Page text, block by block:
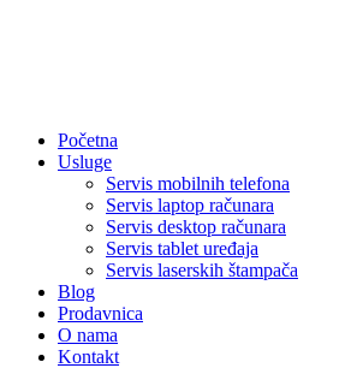
Početna
Usluge
Servis mobilnih telefona
Servis laptop računara
Servis desktop računara
Servis tablet uređaja
Servis laserskih štampača
Blog
Prodavnica
O nama
Kontakt